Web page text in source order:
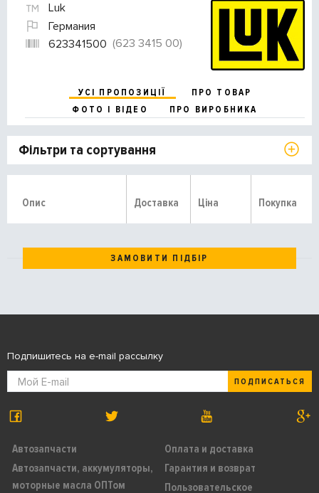
Luk
Германия
623341500 (623 3415 00)
УСІ ПРОПОЗИЦІЇ
ПРО ТОВАР
ФОТО І ВІДЕО
ПРО ВИРОБНИКА
Фільтри та сортування
Опис Доставка Ціна Покупка
ЗАМОВИТИ ПІДБІР
Автозапчасти
Автозапчасти, аккумуляторы,
моторные масла ОПТом
Оплата и доставка
Гарантия и возврат
Пользовательское
Подпишитесь на e-mail рассылку
ПОДПИСАТЬСЯ